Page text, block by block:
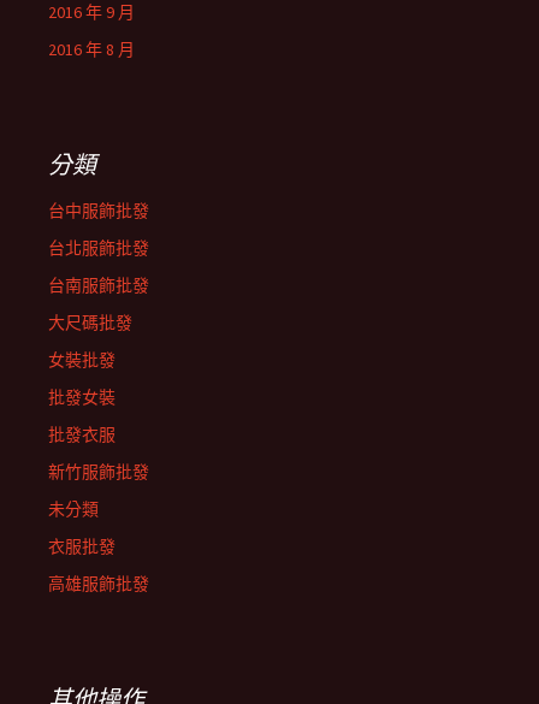
2016 年 9 月
2016 年 8 月
分類
台中服飾批發
台北服飾批發
台南服飾批發
大尺碼批發
女裝批發
批發女裝
批發衣服
新竹服飾批發
未分類
衣服批發
高雄服飾批發